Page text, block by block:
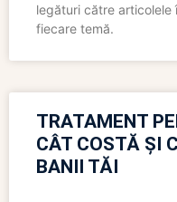
legături către articolele
fiecare temă.
TRATAMENT
CÂT COSTĂ ȘI
BANII TĂI